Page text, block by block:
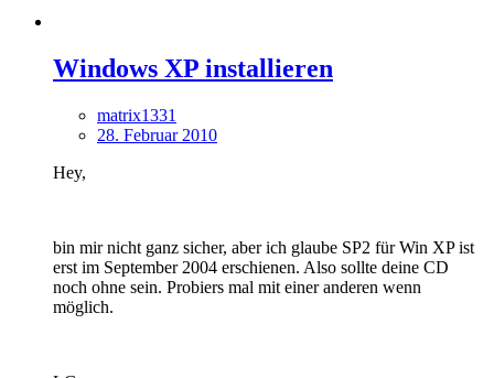
Windows XP installieren
matrix1331
28. Februar 2010
Hey,
bin mir nicht ganz sicher, aber ich glaube SP2 für Win XP ist
erst im September 2004 erschienen. Also sollte deine CD
noch ohne sein. Probiers mal mit einer anderen wenn
möglich.